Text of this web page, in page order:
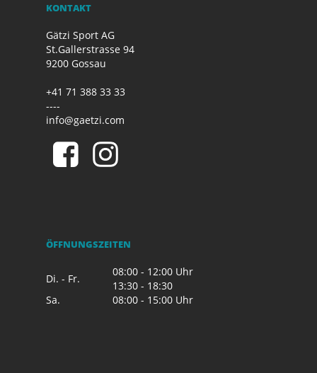
KONTAKT
Gätzi Sport AG
St.Gallerstrasse 94
9200 Gossau
+41 71 388 33 33
----
info@gaetzi.com
ÖFFNUNGSZEITEN
Di. - Fr.
08:00 - 12:00 Uhr
13:30 - 18:30
Sa.
08:00 - 15:00 Uhr